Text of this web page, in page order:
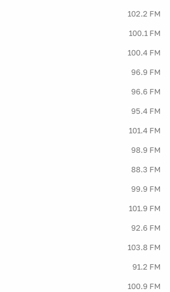
102.2 FM
100.1 FM
100.4 FM
96.9 FM
96.6 FM
95.4 FM
101.4 FM
98.9 FM
88.3 FM
99.9 FM
101.9 FM
92.6 FM
103.8 FM
91.2 FM
100.9 FM